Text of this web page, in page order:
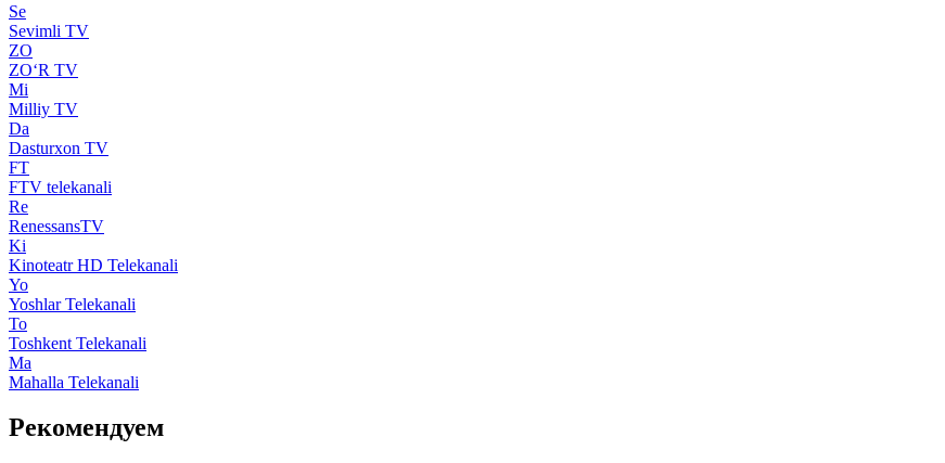
Se
Sevimli TV
ZO
ZO‘R TV
Mi
Milliy TV
Da
Dasturxon TV
FT
FTV telekanali
Re
RenessansTV
Ki
Kinoteatr HD Telekanali
Yo
Yoshlar Telekanali
To
Toshkent Telekanali
Ma
Mahalla Telekanali
Рекомендуем